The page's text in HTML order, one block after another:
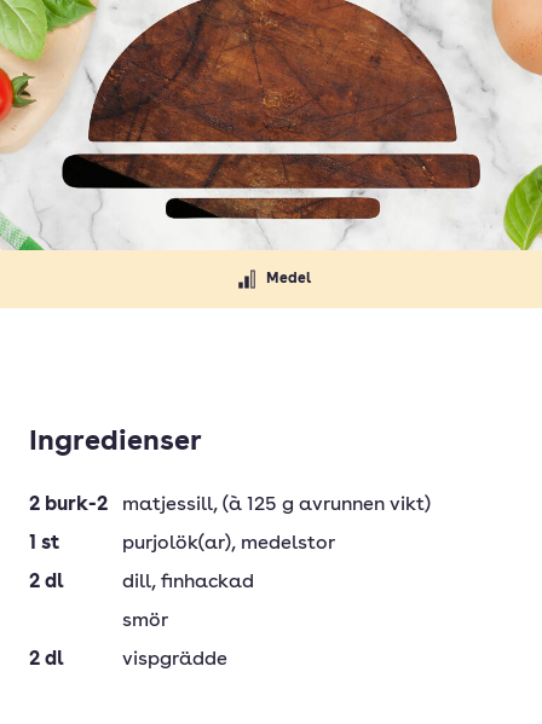
Medel
Ingredienser
2 burk-2 matjessill, (à 125 g avrunnen vikt)
1 st purjolök(ar), medelstor
2 dl dill, finhackad
smör
2 dl vispgrädde